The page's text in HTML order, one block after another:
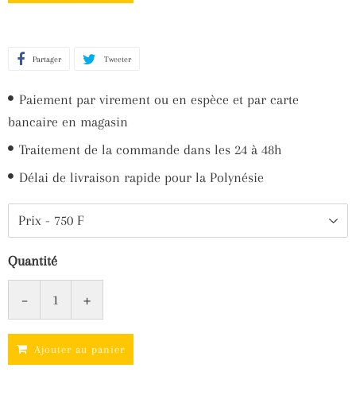
Partager Partager
Facebook
Tweeter
Twitter
Paiement par virement ou en espèce et par carte
bancaire en magasin
Traitement de la commande dans les 24 à 48h
Délai de livraison rapide pour la Polynésie
Quantité
+
-
Ajouter au panier